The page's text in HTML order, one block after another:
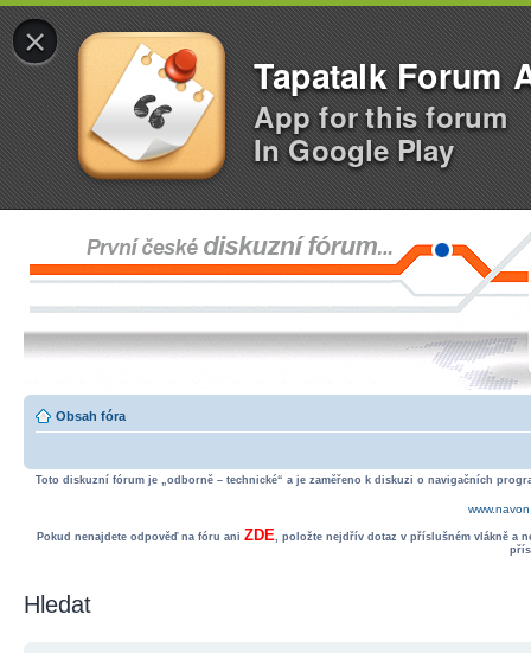
×
Tapatalk Forum
App for this forum
In Google Play
Obsah fóra
Toto diskuzní fórum je „odborně – technické“ a je zaměřeno k diskuzi o navigačních
Pokud nenajdete odpověď na fóru ani ZDE, položte nejdřív dotaz v příslušném vlákně a
Hledat